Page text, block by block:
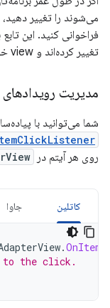
می‌شوند را تغییر دهید،
تغییر کرده‌اند و view خود را به‌روزرسانی می‌کند.
مدیریت
شما می‌توانید با
روی هر آیتم در
کاتلین جاوا
.
to the click.